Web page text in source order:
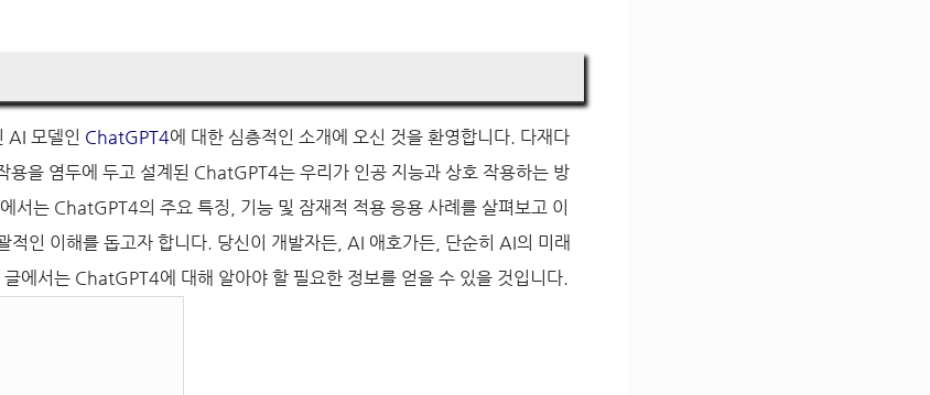
AI 모델인 ChatGPT4에 대한 심층적인 소개에 오신 것을 환영합니다. 다재다
용을 염두에 두고 설계된 ChatGPT4는 우리가 인공 지능과 상호 작용하는 방
서는 ChatGPT4의 주요 특징, 기능 및 잠재적 적용 응용 사례를 살펴보고 이
적인 이해를 돕고자 합니다. 당신이 개발자든, AI 애호가든, 단순히 AI의 미래
에서는 ChatGPT4에 대해 알아야 할 필요한 정보를 얻을 수 있을 것입니다.